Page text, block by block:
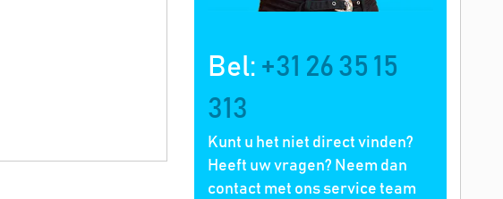
Bel: +31 26 35 15
313
Kunt u het niet direct vinden?
Heeft uw vragen? Neem dan
contact met ons service team